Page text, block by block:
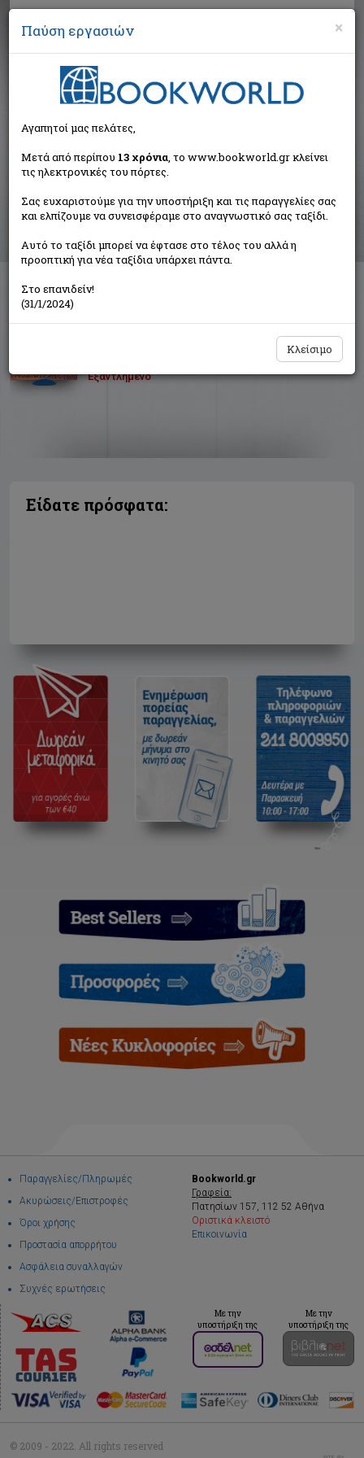
Αναζήτηση
Αποτελέσματα αναζήτησης
Συγγραφέας: Toulet Paul - Jean (1 βιβλία)
Ταξινόμηση ανά:
Οι μεταφράσεις του Κ. Γ. Καρυωτάκη
Εξαντλημένο
Είδατε πρόσφατα:
Παραγγελίες/Πληρωμές
Ακυρώσεις/Επιστροφές
Όροι χρήσης
Προστασία απορρήτου
Ασφάλεια συναλλαγών
Συχνές ερωτήσεις
Bookworld.gr
Γραφεία:
Πατησίων 157, 112 52 Αθήνα
Οριστικά κλειστό
Επικοινωνία
Με την
υποστήριξη της
Με την
υποστήριξη της
© 2009 - 2022. All rights reserved
×
Παύση εργασιών
Αγαπητοί μας πελάτες,
Μετά από περίπου 13 χρόνια, το www.bookworld.gr κλείνει
τις ηλεκτρονικές του πόρτες.
Σας ευχαριστούμε για την υποστήριξη και τις παραγγελίες σας
και ελπίζουμε να συνεισφέραμε στο αναγνωστικό σας ταξίδι.
Αυτό το ταξίδι μπορεί να έφτασε στο τέλος του αλλά η
προοπτική για νέα ταξίδια υπάρχει πάντα.
Στο επανιδείν!
(31/1/2024)
Κλείσιμο